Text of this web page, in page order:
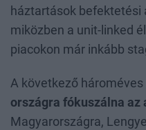
háztartások befektetési
miközben a unit-linked
piacokon már inkább
A következő
országra fókuszálna az
Magyarországra,